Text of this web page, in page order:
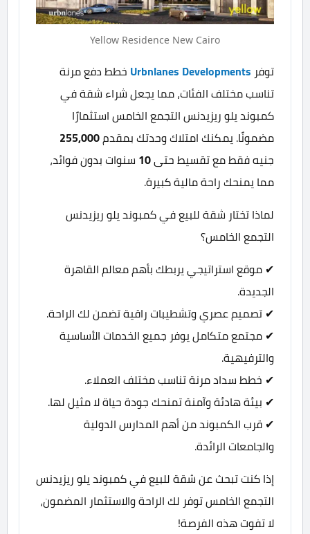
Yellow Residence New Cairo
توفر Urbnlanes Developments خطط دفع مرنة
تناسب مختلف الفئات، مما يجعل شراء شقة في
كمبوند يلو ريزيدنس التجمع الخامس استثمارًا
مضمونًا. يمكنك امتلاك وحدتك بمقدم255,000
جنيه فقط مع تقسيط حتى10 سنوات بدون فوائد،
مما يمنحك راحة مالية كبيرة.
لماذا تختار شقة للبيع في كمبوند يلو ريزيدنس
التجمع الخامس؟
✔ موقع استراتيجي يربطك بأهم معالم القاهرة
الجديدة.
✔ تصميم عصري وتشطيبات راقية تضمن لك الراحة.
✔ مجتمع متكامل يوفر جميع الخدمات الأساسية
والترفيهية.
✔ خطط سداد مرنة تناسب مختلف العملاء.
✔ بيئة هادئة وآمنة تمنحك جودة حياة لا مثيل لها.
✔ قرب الكمبوند من أهم المدارس الدولية
والجامعات الرائدة.
إذا كنت تبحث عن شقة للبيع في كمبوند يلو ريزيدنس
التجمع الخامس توفر لك الراحة والاستثمار المضمون،
لا تفوت هذه الفرصة!